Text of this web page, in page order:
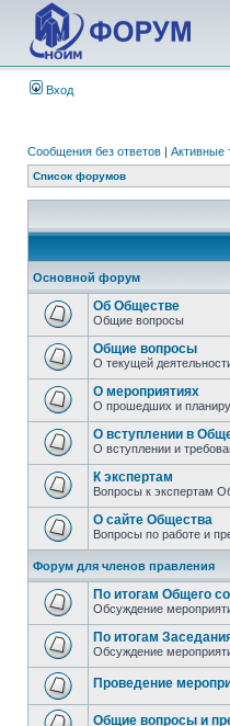
Вход
Сообщения без ответов | Активные
Список форумов
Основной форум
Об Обществе
Общие вопросы
Общие вопросы
О текущей
О мероприятиях
О прошедших и
О вступлении в
О вступлении и
К экспертам
Вопросы к экспертам
О сайте Общества
Вопросы по работе и
Форум для членов правления
По итогам Общего
Обсуждение
По итогам
Обсуждение
Проведение
Общие вопросы и